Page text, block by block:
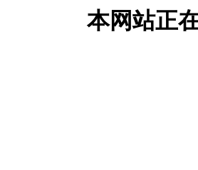
本网站正